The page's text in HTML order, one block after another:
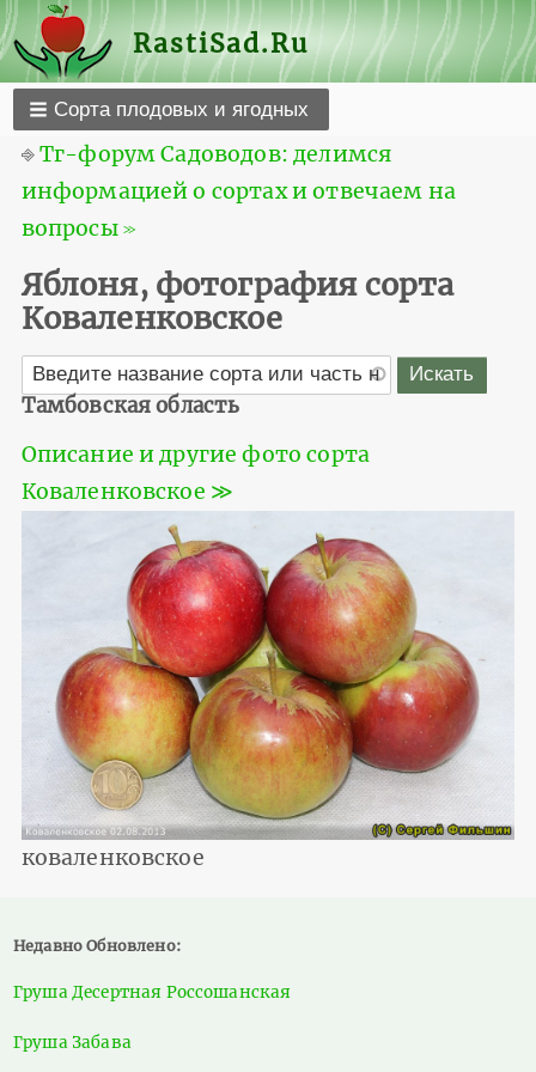
RastiSad.Ru
Сорта плодовых и ягодных
⎆Тг-форум Садоводов: делимся
информацией о сортах и отвечаем на
вопросы ≫
Яблоня, фотография сорта
Коваленковское
Тамбовская область
Описание и другие фото сорта
Коваленковское ≫
коваленковское
Недавно Обновлено:
Груша Десертная Россошанская
Груша Забава